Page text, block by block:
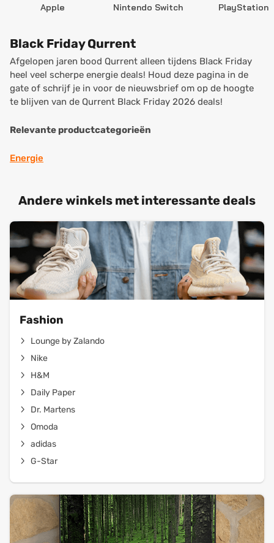
Apple Nintendo Switch PlayStation
Black Friday Qurrent
Afgelopen jaren bood Qurrent alleen tijdens Black Friday
heel veel scherpe energie deals! Houd deze pagina in de
gate of schrijf je in voor de nieuwsbrief om op de hoogte
te blijven van de Qurrent Black Friday 2026 deals!
Relevante productcategorieën
Energie
Andere winkels met interessante deals
Fashion
Lounge by Zalando
Nike
H&M
Daily Paper
Dr. Martens
Omoda
adidas
G-Star